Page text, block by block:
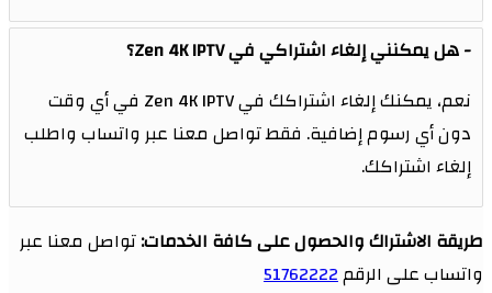
هل يمكنني إلغاء اشتراكي في Zen 4K IPTV؟
نعم، يمكنك إلغاء اشتراكك في Zen 4K IPTV في أي وقت
دون أي رسوم إضافية. فقط تواصل معنا عبر واتساب واطلب
إلغاء اشتراكك.
طريقة الاشتراك والحصول على كافة الخدمات:تواصل معنا عبر
واتساب على الرقم51762222